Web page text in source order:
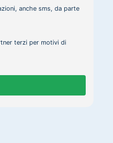
anche sms, da parte
terzi per motivi di